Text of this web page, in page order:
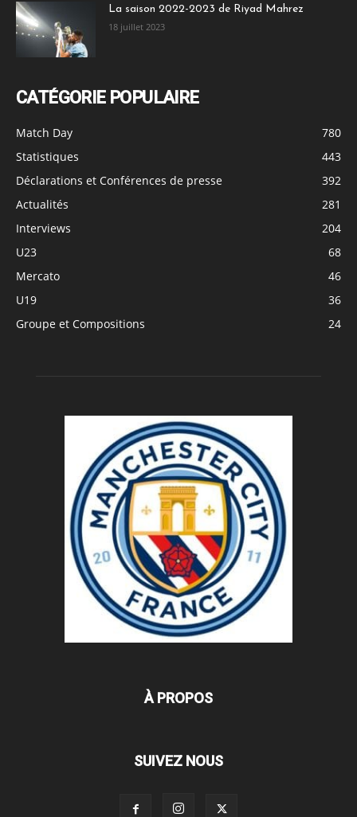
La saison 2022-2023 de Riyad Mahrez
18 juillet 2023
CATÉGORIE POPULAIRE
Match Day
780
Statistiques
443
Déclarations et Conférences de presse
392
Actualités
281
Interviews
204
U23
68
Mercato
46
U19
36
Groupe et Compositions
24
À PROPOS
SUIVEZ NOUS